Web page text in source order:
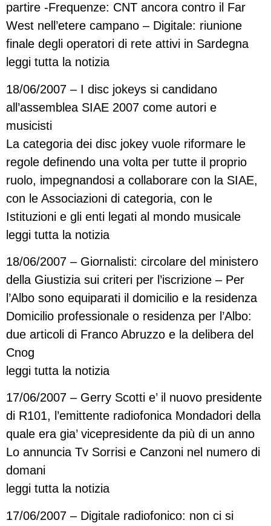
partire -Frequenze: CNT ancora contro il Far
West nell’etere campano – Digitale: riunione
finale degli operatori di rete attivi in Sardegna
leggi tutta la notizia
18/06/2007 – I disc jokeys si candidano
all’assemblea SIAE 2007 come autori e
musicisti
La categoria dei disc jokey vuole riformare le
regole definendo una volta per tutte il proprio
ruolo, impegnandosi a collaborare con la SIAE,
con le Associazioni di categoria, con le
Istituzioni e gli enti legati al mondo musicale
leggi tutta la notizia
18/06/2007 – Giornalisti: circolare del ministero
della Giustizia sui criteri per l’iscrizione – Per
l’Albo sono equiparati il domicilio e la residenza
Domicilio professionale o residenza per l’Albo:
due articoli di Franco Abruzzo e la delibera del
Cnog
leggi tutta la notizia
17/06/2007 – Gerry Scotti e’ il nuovo presidente
di R101, l’emittente radiofonica Mondadori della
quale era gia’ vicepresidente da più di un anno
Lo annuncia Tv Sorrisi e Canzoni nel numero di
domani
leggi tutta la notizia
17/06/2007 – Digitale radiofonico: non ci si